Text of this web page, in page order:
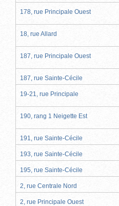
178, rue Principale Ouest
18, rue Allard
187, rue Principale Ouest
187, rue Sainte-Cécile
19-21, rue Principale
190, rang 1 Neigette Est
191, rue Sainte-Cécile
193, rue Sainte-Cécile
195, rue Sainte-Cécile
2, rue Centrale Nord
2, rue Principale Ouest